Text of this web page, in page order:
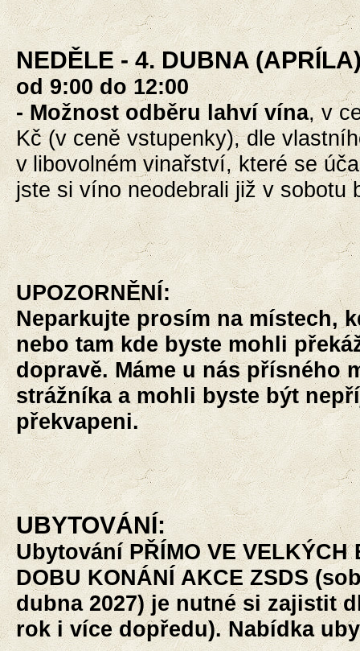
NEDĚLE- 4. DUBNA
od 9:00 do 12:00
- Možnost odběru lahví vína, v
Kč(v ceně vstupenky), dle
v libovolném vinařství,které se
jste si víno neodebrali jižv sobotu
UPOZORNĚNÍ:
Neparkujte prosím na místech,
nebo tam kde byste mohli
dopravě. Máme u nás přísného
strážníka a mohli byste být
překvapeni.
UBYTOVÁNÍ:
Ubytování PŘÍMO VE VELKÝCH
DOBU KONÁNÍ AKCE ZSDS
dubna 2027) je nutné si zajistit
rok i více dopředu). Nabídka